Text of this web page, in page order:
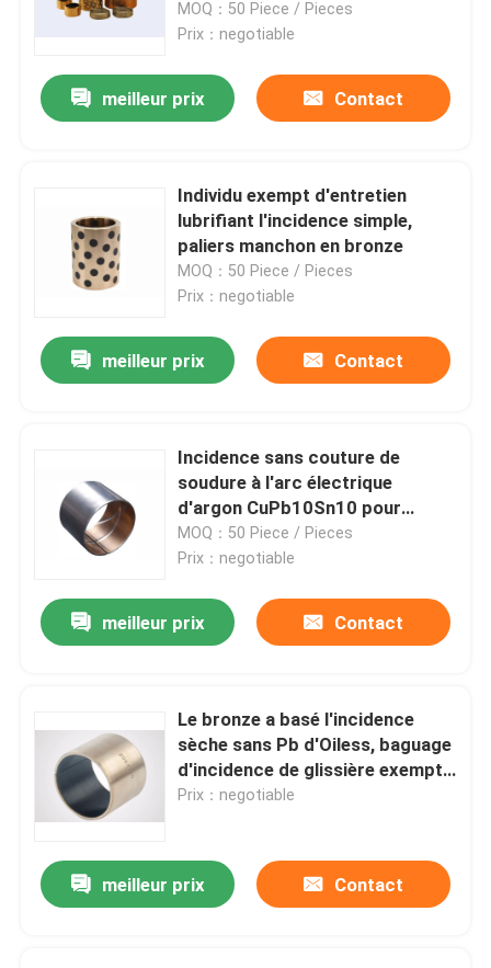
Au sujet de nous
Visite d'usine
Contactez-nous
Demandez une citation
individu lubrifiant des incidences
en bronze
MOQ：50 Piece / Pieces
Prix：negotiable
meilleur prix Contact
Individu exempt d'entretien
lubrifiant l'incidence simple,
paliers manchon en bronze
MOQ：50 Piece / Pieces
Prix：negotiable
meilleur prix Contact
Incidence sans couture de
soudure à l'arc électrique
d'argon CuPb10Sn10 pour
machiner le véhicule
MOQ：50 Piece / Pieces
Prix：negotiable
meilleur prix Contact
Le bronze a basé l'incidence
sèche sans Pb d'Oiless, baguage
d'incidence de glissière exempt
d'entretien
Prix：negotiable
meilleur prix Contact